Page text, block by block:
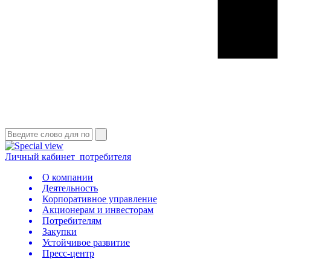
Личный кабинет потребителя
О компании
Деятельность
Корпоративное управление
Акционерам и инвесторам
Потребителям
Закупки
Устойчивое развитие
Пресс-центр